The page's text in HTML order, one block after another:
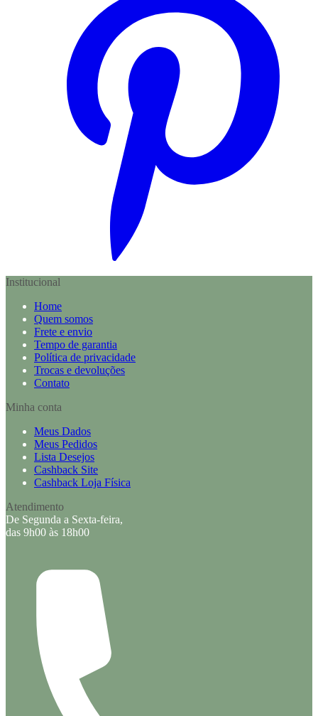
Institucional
Home
Quem somos
Frete e envio
Tempo de garantia
Política de privacidade
Trocas e devoluções
Contato
Minha conta
Meus Dados
Meus Pedidos
Lista Desejos
Cashback Site
Cashback Loja Física
Atendimento
De Segunda a Sexta-feira,
das 9h00 às 18h00